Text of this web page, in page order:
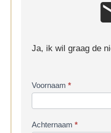
Ja, ik wil graag de
Inschrijven
Voornaam *
Achternaam *